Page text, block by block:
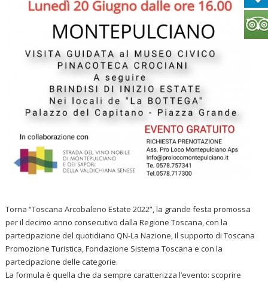
Torna “Toscana Arcobaleno Estate 2022”, la grande festa promossa
per il decimo anno consecutivo dalla Regione Toscana, con la
partecipazione del quotidiano QN-La Nazione, il supporto di Toscana
Promozione Turistica, Fondazione Sistema Toscana e con la
partecipazione delle categorie.
La formula è quella che da sempre caratterizza l’evento: scoprire